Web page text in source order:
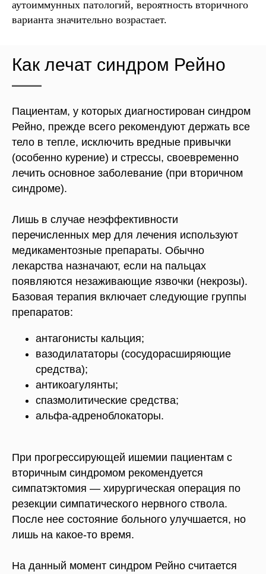
аутоиммунных патологий, вероятность вторичного
варианта значительно возрастает.
Как лечат синдром Рейно
Пациентам, у которых диагностирован синдром
Рейно, прежде всего рекомендуют держать все
тело в тепле, исключить вредные привычки
(особенно курение) и стрессы, своевременно
лечить основное заболевание (при вторичном
синдроме).
Лишь в случае неэффективности
перечисленных мер для лечения используют
медикаментозные препараты. Обычно
лекарства назначают, если на пальцах
появляются незаживающие язвочки (некрозы).
Базовая терапия включает следующие группы
препаратов:
антагонисты кальция;
вазодилататоры (сосудорасширяющие
средства);
антикоагулянты;
спазмолитические средства;
альфа-адреноблокаторы.
При прогрессирующей ишемии пациентам с
вторичным синдромом рекомендуется
симпатэктомия — хирургическая операция по
резекции симпатического нервного ствола.
После нее состояние больного улучшается, но
лишь на какое-то время.
На данный момент синдром Рейно считается